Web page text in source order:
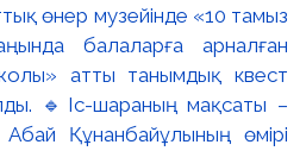
өнер музейінде «10 тамыз
балаларға арналған
атты танымдық квест
🔹Іс-шараның мақсаты –
Құнанбайұлының өмірі